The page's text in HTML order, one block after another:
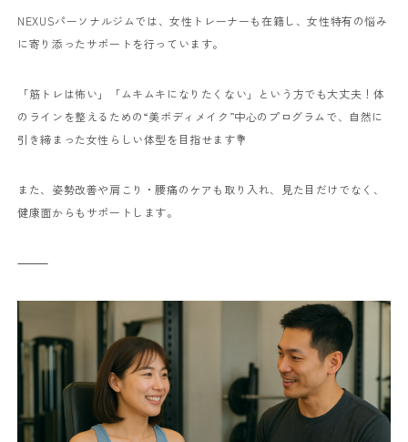
NEXUSパーソナルジムでは、女性トレーナーも在籍し、女性特有の悩み
に寄り添ったサポートを行っています。
「筋トレは怖い」「ムキムキになりたくない」という方でも大丈夫！ 体
のラインを整えるための“美ボディメイク”中心のプログラムで、
自然に
引き締まった女性らしい体型を目指せます💐
また、姿勢改善や肩こり・腰痛のケアも取り入れ、
見た目だけでなく、
健康面からもサポートします。
⸻